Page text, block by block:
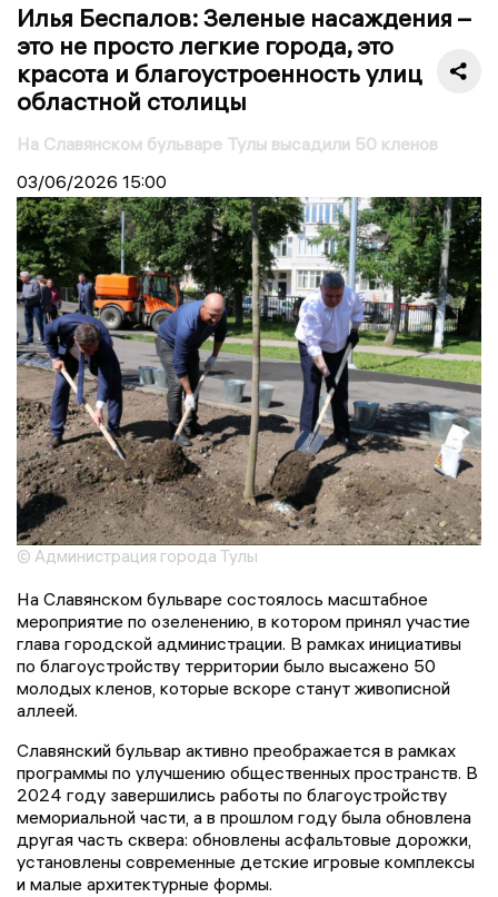
Илья Беспалов: Зеленые насаждения –
это не просто легкие города, это
красота и благоустроенность улиц
областной столицы
На Славянском бульваре Тулы высадили 50 кленов
03/06/2026 15:00
© Администрация города Тулы
На Славянском бульваре состоялось масштабное
мероприятие по озеленению, в котором принял участие
глава городской администрации. В рамках инициативы
по благоустройству территории было высажено 50
молодых кленов, которые вскоре станут живописной
аллеей.
Славянский бульвар активно преображается в рамках
программы по улучшению общественных пространств. В
2024 году завершились работы по благоустройству
мемориальной части, а в прошлом году была обновлена
другая часть сквера: обновлены асфальтовые дорожки,
установлены современные детские игровые комплексы
и малые архитектурные формы.